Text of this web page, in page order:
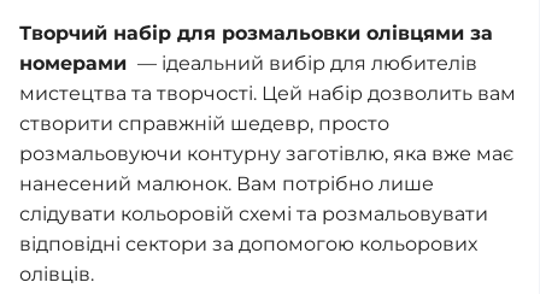
Творчий набір для розмальовки олівцями за
номерами — ідеальний вибір для любителів
мистецтва та творчості. Цей набір дозволить вам
створити справжній шедевр, просто
розмальовуючи контурну заготівлю, яка вже має
нанесений малюнок. Вам потрібно лише
слідувати кольоровій схемі та розмальовувати
відповідні сектори за допомогою кольорових
олівців.